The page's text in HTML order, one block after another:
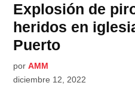
Explosión de
heridos en
Puerto
por AMM
diciembre 12, 2022